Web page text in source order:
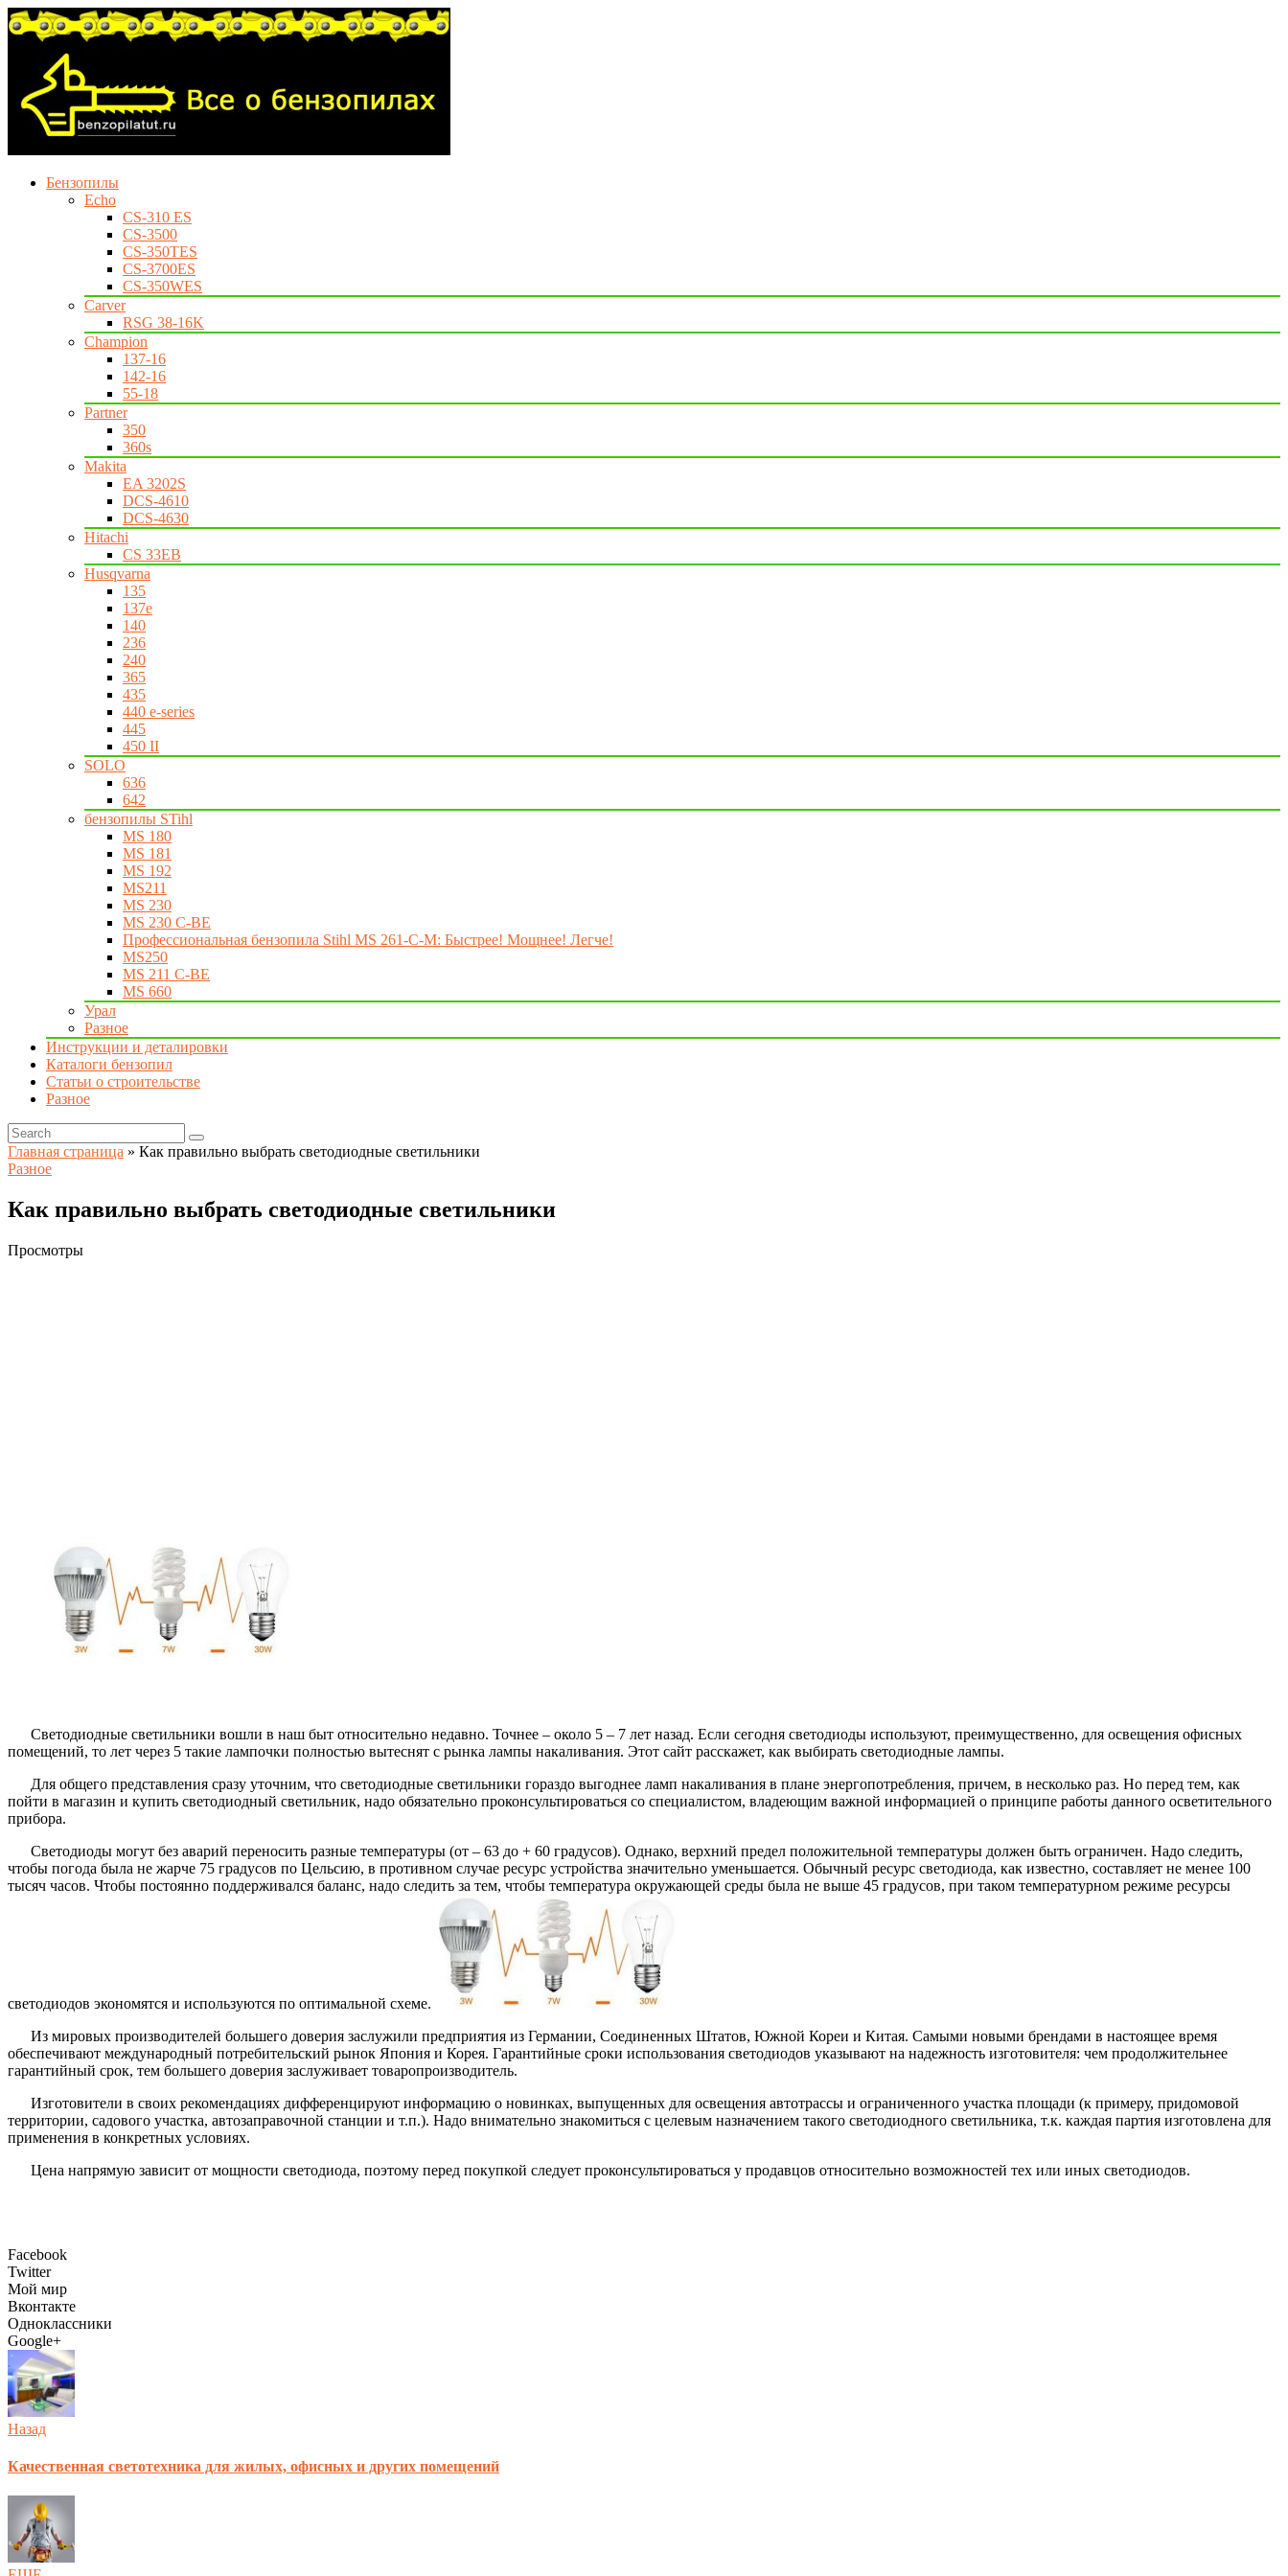
Бензопилы
Echo
CS-310 ES
CS-3500
CS-350TES
CS-3700ES
CS-350WES
Carver
RSG 38-16K
Champion
137-16
142-16
55-18
Partner
350
360s
Makita
EA 3202S
DCS-4610
DCS-4630
Hitachi
CS 33EB
Husqvarna
135
137e
140
236
240
365
435
440 e-series
445
450 II
SOLO
636
642
бензопилы STihl
MS 180
MS 181
MS 192
MS211
MS 230
MS 230 C-BE
Профессиональная бензопила Stihl MS 261-C-M: Быстрее! Мощнее! Легче!
MS250
MS 211 C-BE
MS 660
Урал
Разное
Инструкции и деталировки
Каталоги бензопил
Статьи о строительстве
Разное
Главная страница » Как правильно выбрать светодиодные светильники
Разное
Как правильно выбрать светодиодные светильники
Просмотры
Светодиодные светильники вошли в наш быт относительно недавно. Точнее – около 5 – 7 лет назад. Если сегодня светодиоды используют, преимущественно, для освещения офисных
помещений, то лет через 5 такие лампочки полностью вытеснят с рынка лампы накаливания. Этот сайт расскажет, как выбирать светодиодные лампы.
Для общего представления сразу уточним, что светодиодные светильники гораздо выгоднее ламп накаливания в плане энергопотребления, причем, в несколько раз. Но перед тем, как
пойти в магазин и купить светодиодный светильник, надо обязательно проконсультироваться со специалистом, владеющим важной информацией о принципе работы данного осветительного
прибора.
Светодиоды могут без аварий переносить разные температуры (от – 63 до + 60 градусов). Однако, верхний предел положительной температуры должен быть ограничен. Надо следить,
чтобы погода была не жарче 75 градусов по Цельсию, в противном случае ресурс устройства значительно уменьшается. Обычный ресурс светодиода, как известно, составляет не менее 100
тысяч часов. Чтобы постоянно поддерживался баланс, надо следить за тем, чтобы температура окружающей среды была не выше 45 градусов, при таком температурном режиме ресурсы
светодиодов экономятся и используются по оптимальной схеме.
Из мировых производителей большего доверия заслужили предприятия из Германии, Соединенных Штатов, Южной Кореи и Китая. Самыми новыми брендами в настоящее время
обеспечивают международный потребительский рынок Япония и Корея. Гарантийные сроки использования светодиодов указывают на надежность изготовителя: чем продолжительнее
гарантийный срок, тем большего доверия заслуживает товаропроизводитель.
Изготовители в своих рекомендациях дифференцируют информацию о новинках, выпущенных для освещения автотрассы и ограниченного участка площади (к примеру, придомовой
территории, садового участка, автозаправочной станции и т.п.). Надо внимательно знакомиться с целевым назначением такого светодиодного светильника, т.к. каждая партия изготовлена для
применения в конкретных условиях.
Цена напрямую зависит от мощности светодиода, поэтому перед покупкой следует проконсультироваться у продавцов относительно возможностей тех или иных светодиодов.
Facebook
Twitter
Мой мир
Вконтакте
Одноклассники
Google+
Назад
Качественная светотехника для жилых, офисных и других помещений